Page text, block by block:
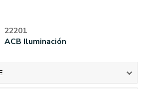
22201
ACB Iluminación